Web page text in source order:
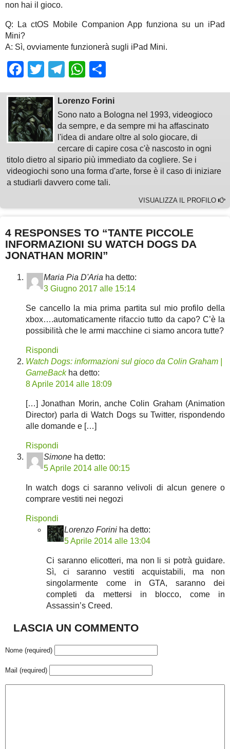
non hai il gioco.
Q: La ctOS Mobile Companion App funziona su un iPad
Mini?
A: Sì, ovviamente funzionerà sugli iPad Mini.
Facebook
TwitterTelegram
WhatsApp
Lorenzo Forini
Sono nato a Bologna nel 1993, videogioco
da sempre, e da sempre mi ha affascinato
l'idea di andare oltre al solo giocare, di
cercare di capire cosa c'è nascosto in ogni
titolo dietro al sipario più immediato da cogliere. Se i
videogiochi sono una forma d'arte, forse è il caso di iniziare
a studiarli davvero come tali.
VISUALIZZA IL PROFILO
4 RESPONSES TO “TANTE PICCOLE
INFORMAZIONI SU WATCH DOGS DA
JONATHAN MORIN”
Maria Pia D'Aria ha detto:
3 Giugno 2017 alle 15:14
Se cancello la mia prima partita sul mio profilo della
xbox….automaticamente rifaccio tutto da capo? C’è la
possibilità che le armi macchine ci siamo ancora tutte?
Rispondi
Watch Dogs: informazioni sul gioco da Colin Graham |
GameBack ha detto:
8 Aprile 2014 alle 18:09
[…] Jonathan Morin, anche Colin Graham (Animation
Director) parla di Watch Dogs su Twitter, rispondendo
alle domande e […]
Rispondi
Simone ha detto:
5 Aprile 2014 alle 00:15
In watch dogs ci saranno velivoli di alcun genere o
comprare vestiti nei negozi
Rispondi
Lorenzo Forini ha detto:
5 Aprile 2014 alle 13:04
Ci saranno elicotteri, ma non li si potrà guidare.
Sì, ci saranno vestiti acquistabili, ma non
singolarmente come in GTA, saranno dei
completi da mettersi in blocco, come in
Assassin’s Creed.
LASCIA UN COMMENTO
Nome (required)
Mail (required)